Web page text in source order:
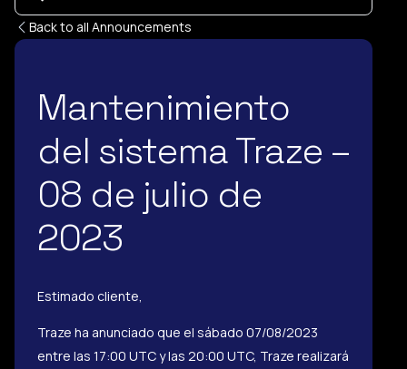
Back to all Announcements
Mantenimiento
del sistema Traze –
08 de julio de
2023
Estimado cliente,
Traze ha anunciado que el sábado 07/08/2023
entre las 17:00 UTC y las 20:00 UTC, Traze realizará